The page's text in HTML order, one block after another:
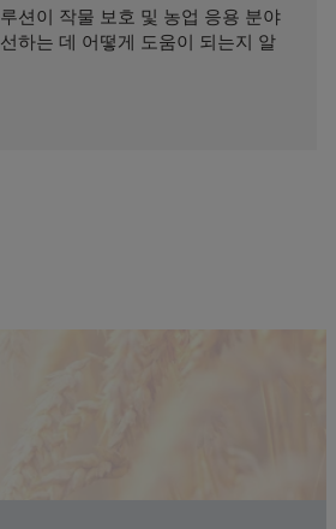
션이 작물 보호 및 농업 응용 분야
하는 데 어떻게 도움이 되는지 알